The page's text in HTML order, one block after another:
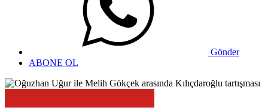
Gönder
ABONE OL